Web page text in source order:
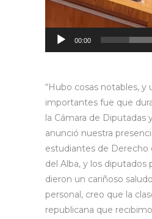
00:00
“Hubo cosas notables, y
importantes fue que
la Cámara de Diputadas
anunció nuestra
estudiantes de Derecho
del Alba, y los diputados
dieron un cariñoso
personal, creo que la
republicana que